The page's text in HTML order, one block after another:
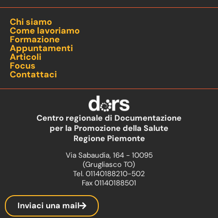
Chi siamo
Come lavoriamo
Formazione
Appuntamenti
Articoli
Focus
Contattaci
Centro regionale di Documentazione
per la Promozione della Salute
Regione Piemonte
Via Sabaudia, 164 - 10095
(Grugliasco TO)
Tel. 01140188210-502
Fax 01140188501
Inviaci una mail